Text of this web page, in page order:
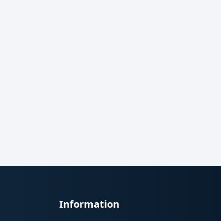
Information